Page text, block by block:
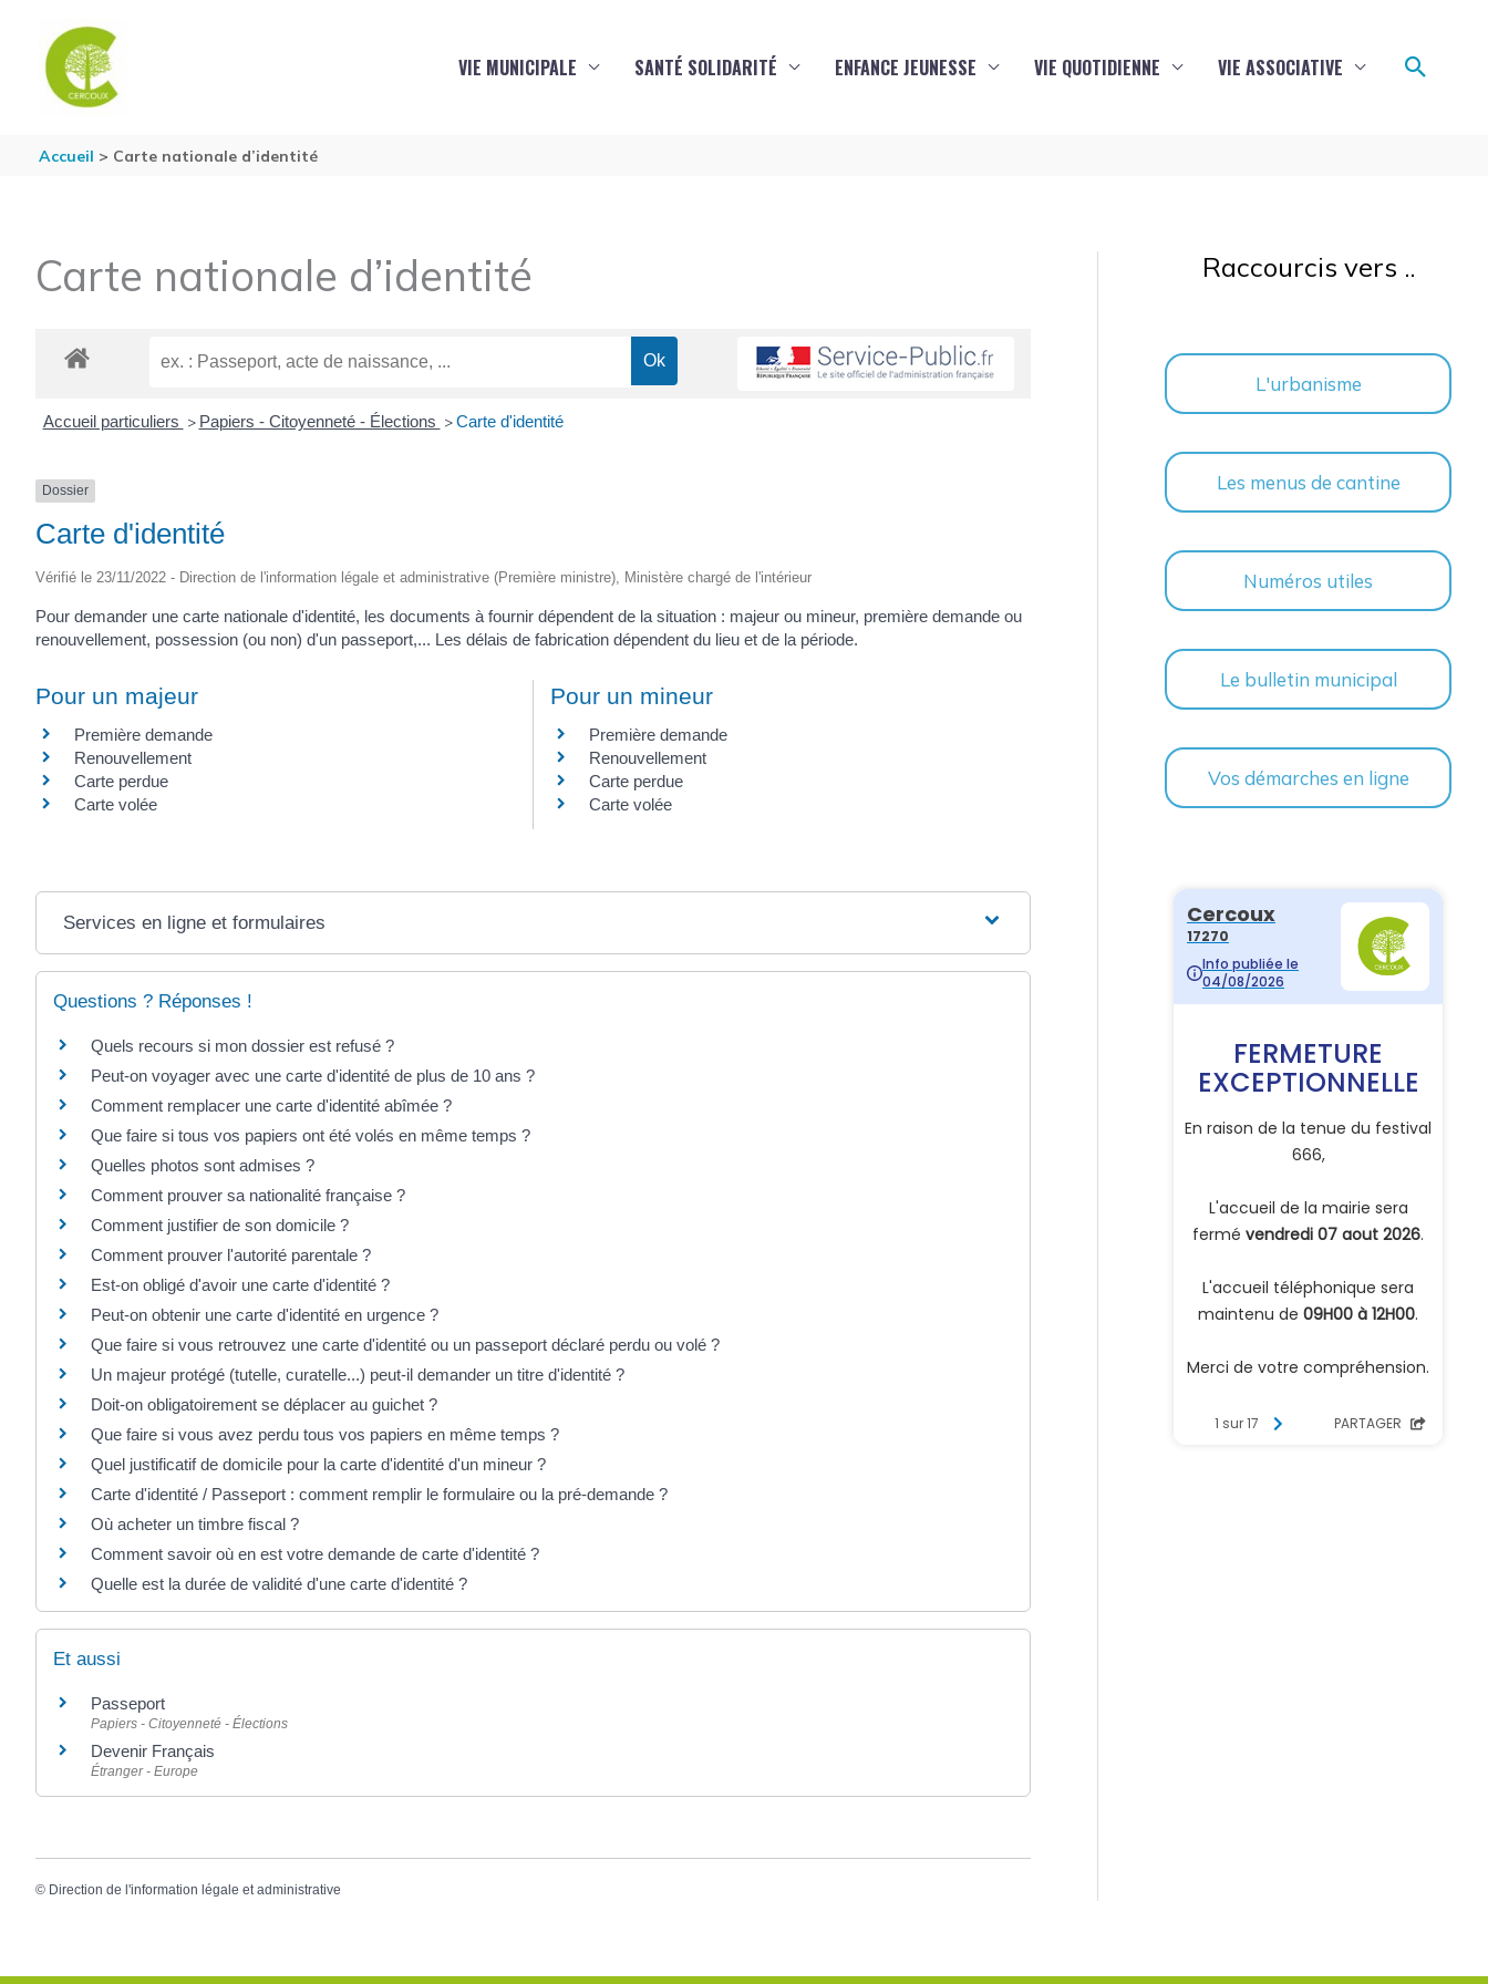
VIE MUNICIPALE SANTÉ SOLIDARITÉ ENFANCE JEUNESSE VIE QUOTIDIENNE VIE ASSOCIATIVE
Accueil Carte nationale d’identité
Carte nationale d’identité
Accueil particuliers > Papiers - Citoyenneté - Élections > Carte d'identité
Dossier
Carte d'identité
Vérifié le 23/11/2022 - Direction de l'information légale et administrative (Première ministre), Ministère chargé de l'intérieur
Pour demander une carte nationale d'identité, les documents à fournir dépendent de la situation : majeur ou mineur, première demande ou
renouvellement, possession (ou non) d'un passeport,... Les délais de fabrication dépendent du lieu et de la période.
Pour un majeur
Première demande
Renouvellement
Carte perdue
Carte volée
Pour un mineur
Première demande
Renouvellement
Carte perdue
Carte volée
Services en ligne et formulaires
Questions ? Réponses !
Quels recours si mon dossier est refusé ?
Peut-on voyager avec une carte d'identité de plus de 10 ans ?
Comment remplacer une carte d'identité abîmée ?
Que faire si tous vos papiers ont été volés en même temps ?
Quelles photos sont admises ?
Comment prouver sa nationalité française ?
Comment justifier de son domicile ?
Comment prouver l'autorité parentale ?
Est-on obligé d'avoir une carte d'identité ?
Peut-on obtenir une carte d'identité en urgence ?
Que faire si vous retrouvez une carte d'identité ou un passeport déclaré perdu ou volé ?
Un majeur protégé (tutelle, curatelle...) peut-il demander un titre d'identité ?
Doit-on obligatoirement se déplacer au guichet ?
Que faire si vous avez perdu tous vos papiers en même temps ?
Quel justificatif de domicile pour la carte d'identité d'un mineur ?
Carte d'identité / Passeport : comment remplir le formulaire ou la pré-demande ?
Où acheter un timbre fiscal ?
Comment savoir où en est votre demande de carte d'identité ?
Quelle est la durée de validité d'une carte d'identité ?
Et aussi
Passeport
Papiers - Citoyenneté - Élections
Devenir Français
Étranger - Europe
© Direction de l'information légale et administrative
Raccourcis vers ..
L'urbanisme
Les menus de cantine
Numéros utiles
Le bulletin municipal
Vos démarches en ligne